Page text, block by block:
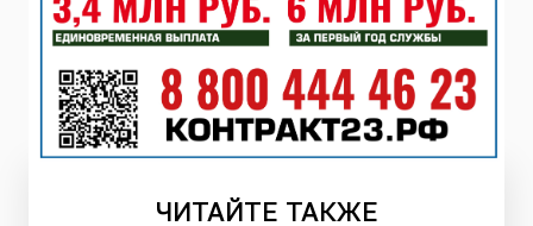
ЧИТАЙТЕ ТАКЖЕ